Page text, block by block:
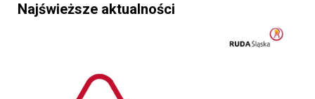
Najświeższe aktualności